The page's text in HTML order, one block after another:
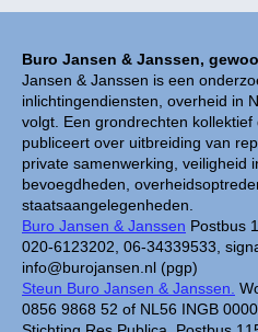
Buro Jansen & Janssen,
Jansen & Janssen is een
inlichtingendiensten, overheid in
volgt. Een grondrechten kollektief
publiceert over uitbreiding van
private samenwerking, veiligheid
bevoegdheden,
staatsaangelegenheden.
Buro Jansen & Janssen Postbus
020-6123202, 06-34339533,
info@burojansen.nl (pgp)
Steun Buro Jansen & Janssen.
0856 9868 52 of NL56 INGB